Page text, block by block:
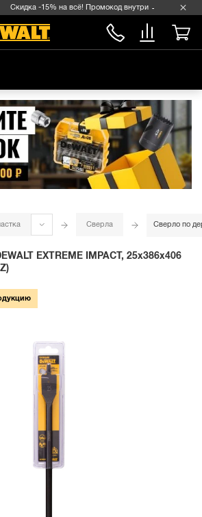
Скидка -15% на всё! Промокод внутри →
Сверла Сверло по
EXTREME IMPACT, 25x386x406